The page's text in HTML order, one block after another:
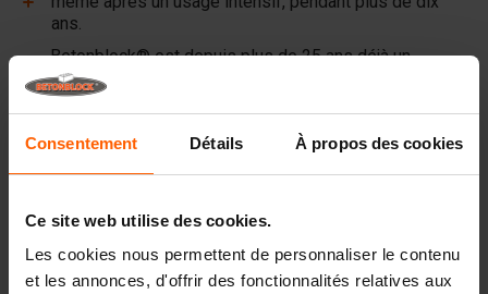
Consentement Détails À propos des cookies
Ce site web utilise des cookies.
Les cookies nous permettent de personnaliser le contenu
et les annonces, d'offrir des fonctionnalités relatives aux
ans.
Betonblock® est depuis plus de 25 ans déjà un
partenaire fiable et leader sur le marché des moules à
béton en acier.
Liens utiles
Dispositifs de levage